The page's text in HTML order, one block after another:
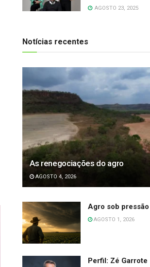
AGOSTO 23, 2025
Notícias recentes
As renegociações do agro
AGOSTO 4, 2026
Agro sob pressão
AGOSTO 1, 2026
Perfil: Zé Garrote